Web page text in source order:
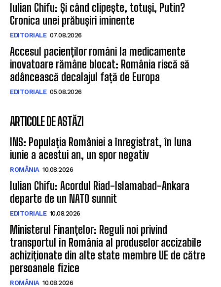
Iulian Chifu: Și când clipește, totuși, Putin?
Cronica unei prăbușiri iminente
EDITORIALE 07.08.2026
Accesul pacienților români la medicamente
inovatoare rămâne blocat: România riscă să
adâncească decalajul față de Europa
EDITORIALE 05.08.2026
ARTICOLE DE ASTĂZI
INS: Populația României a înregistrat, în luna
iunie a acestui an, un spor negativ
ROMÂNIA 10.08.2026
Iulian Chifu: Acordul Riad-Islamabad-Ankara
departe de un NATO sunnit
EDITORIALE 10.08.2026
Ministerul Finanțelor: Reguli noi privind
transportul în România al produselor accizabile
achiziționate din alte state membre UE de către
persoanele fizice
ROMÂNIA 10.08.2026